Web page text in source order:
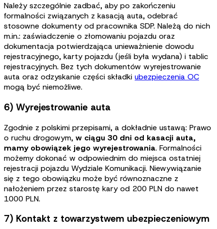
Należy szczególnie zadbać, aby po zakończeniu
formalności związanych z kasacją auta, odebrać
stosowne dokumenty od pracownika SDP. Należą do nich
m.in.: zaświadczenie o złomowaniu pojazdu oraz
dokumentacja potwierdzająca unieważnienie dowodu
rejestracyjnego, karty pojazdu (jeśli była wydana) i tablic
rejestracyjnych. Bez tych dokumentów wyrejestrowanie
auta oraz odzyskanie części składki ubezpieczenia OC
mogą być niemożliwe.
6) Wyrejestrowanie auta
Zgodnie z polskimi przepisami, a dokładnie ustawą: Prawo
o ruchu drogowym, w ciągu 30 dni od kasacji auta,
mamy obowiązek jego wyrejestrowania. Formalności
możemy dokonać w odpowiednim do miejsca ostatniej
rejestracji pojazdu Wydziale Komunikacji. Niewywiązanie
się z tego obowiązku może być równoznaczne z
nałożeniem przez starostę kary od 200 PLN do nawet
1000 PLN.
7) Kontakt z towarzystwem ubezpieczeniowym